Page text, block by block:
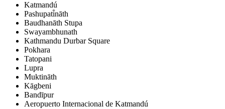
Katmandú
Pashupati̇̄nāth
Baudhanāth Stupa
Swayambhunath
Kathmandu Durbar Square
Pokhara
Tatopani
Lupra
Muktināth
Kāgbeni
Bandīpur
Aeropuerto Internacional de Katmandú